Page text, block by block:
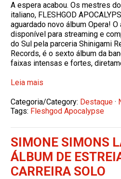
A espera acabou. Os mestres
italiano, FLESHGOD
aguardado novo álbum Opera!
disponível para streaming e
do Sul pela parceria Shinigami
Records, é o sexto álbum da
faixas intensas e fortes,
Leia mais
Categoria/Category: Destaque ·
Tags: Fleshgod Apocalypse
SIMONE SIMONS
ÁLBUM DE
CARREIRA SOLO